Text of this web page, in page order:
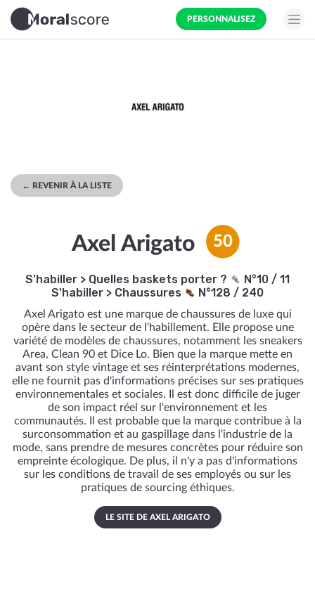
PERSONNALISEZ
← REVENIR À LA LISTE
Axel Arigato 50
S'habiller > Quelles baskets porter ?
N°10 / 11
S'habiller > Chaussures N°128 / 240
Axel Arigato est une marque de chaussures de luxe qui
opère dans le secteur de l'habillement. Elle propose une
variété de modèles de chaussures, notamment les sneakers
Area, Clean 90 et Dice Lo. Bien que la marque mette en
avant son style vintage et ses réinterprétations modernes,
elle ne fournit pas d'informations précises sur ses pratiques
environnementales et sociales. Il est donc difficile de juger
de son impact réel sur l'environnement et les
communautés. Il est probable que la marque contribue à la
surconsommation et au gaspillage dans l'industrie de la
mode, sans prendre de mesures concrètes pour réduire son
empreinte écologique. De plus, il n'y a pas d'informations
sur les conditions de travail de ses employés ou sur les
pratiques de sourcing éthiques.
LE SITE DE AXEL ARIGATO